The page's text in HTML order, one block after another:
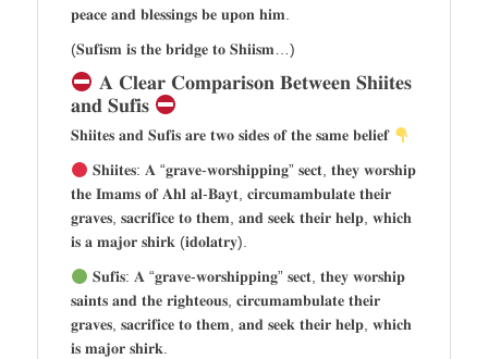
𝐩𝐞𝐚𝐜𝐞 𝐚𝐧𝐝 𝐛𝐥𝐞𝐬𝐬𝐢𝐧𝐠𝐬 𝐛𝐞 𝐮𝐩𝐨𝐧 𝐡𝐢𝐦.
(𝐒𝐮𝐟𝐢𝐬𝐦 𝐢𝐬 𝐭𝐡𝐞 𝐛𝐫𝐢𝐝𝐠𝐞 𝐭𝐨 𝐒𝐡𝐢𝐢𝐬𝐦…)
𝐀 𝐂𝐥𝐞𝐚𝐫 𝐂𝐨𝐦𝐩𝐚𝐫𝐢𝐬𝐨𝐧 𝐁𝐞𝐭𝐰𝐞𝐞𝐧 𝐒𝐡𝐢𝐢𝐭𝐞𝐬
𝐚𝐧𝐝 𝐒𝐮𝐟𝐢𝐬
𝐒𝐡𝐢𝐢𝐭𝐞𝐬 𝐚𝐧𝐝 𝐒𝐮𝐟𝐢𝐬 𝐚𝐫𝐞 𝐭𝐰𝐨 𝐬𝐢𝐝𝐞𝐬 𝐨𝐟 𝐭𝐡𝐞 𝐬𝐚𝐦𝐞 𝐛𝐞𝐥𝐢𝐞𝐟
𝐒𝐡𝐢𝐢𝐭𝐞𝐬: 𝐀 “𝐠𝐫𝐚𝐯𝐞-𝐰𝐨𝐫𝐬𝐡𝐢𝐩𝐩𝐢𝐧𝐠” 𝐬𝐞𝐜𝐭, 𝐭𝐡𝐞𝐲 𝐰𝐨𝐫𝐬𝐡𝐢𝐩
𝐭𝐡𝐞 𝐈𝐦𝐚𝐦𝐬 𝐨𝐟 𝐀𝐡𝐥 𝐚𝐥-𝐁𝐚𝐲𝐭, 𝐜𝐢𝐫𝐜𝐮𝐦𝐚𝐦𝐛𝐮𝐥𝐚𝐭𝐞 𝐭𝐡𝐞𝐢𝐫
𝐠𝐫𝐚𝐯𝐞𝐬, 𝐬𝐚𝐜𝐫𝐢𝐟𝐢𝐜𝐞 𝐭𝐨 𝐭𝐡𝐞𝐦, 𝐚𝐧𝐝 𝐬𝐞𝐞𝐤 𝐭𝐡𝐞𝐢𝐫 𝐡𝐞𝐥𝐩, 𝐰𝐡𝐢𝐜𝐡
𝐢𝐬 𝐚 𝐦𝐚𝐣𝐨𝐫 𝐬𝐡𝐢𝐫𝐤 (𝐢𝐝𝐨𝐥𝐚𝐭𝐫𝐲).
𝐒𝐮𝐟𝐢𝐬: 𝐀 “𝐠𝐫𝐚𝐯𝐞-𝐰𝐨𝐫𝐬𝐡𝐢𝐩𝐩𝐢𝐧𝐠” 𝐬𝐞𝐜𝐭, 𝐭𝐡𝐞𝐲 𝐰𝐨𝐫𝐬𝐡𝐢𝐩
𝐬𝐚𝐢𝐧𝐭𝐬 𝐚𝐧𝐝 𝐭𝐡𝐞 𝐫𝐢𝐠𝐡𝐭𝐞𝐨𝐮𝐬, 𝐜𝐢𝐫𝐜𝐮𝐦𝐚𝐦𝐛𝐮𝐥𝐚𝐭𝐞 𝐭𝐡𝐞𝐢𝐫
𝐠𝐫𝐚𝐯𝐞𝐬, 𝐬𝐚𝐜𝐫𝐢𝐟𝐢𝐜𝐞 𝐭𝐨 𝐭𝐡𝐞𝐦, 𝐚𝐧𝐝 𝐬𝐞𝐞𝐤 𝐭𝐡𝐞𝐢𝐫 𝐡𝐞𝐥𝐩, 𝐰𝐡𝐢𝐜𝐡
𝐢𝐬 𝐦𝐚𝐣𝐨𝐫 𝐬𝐡𝐢𝐫𝐤.